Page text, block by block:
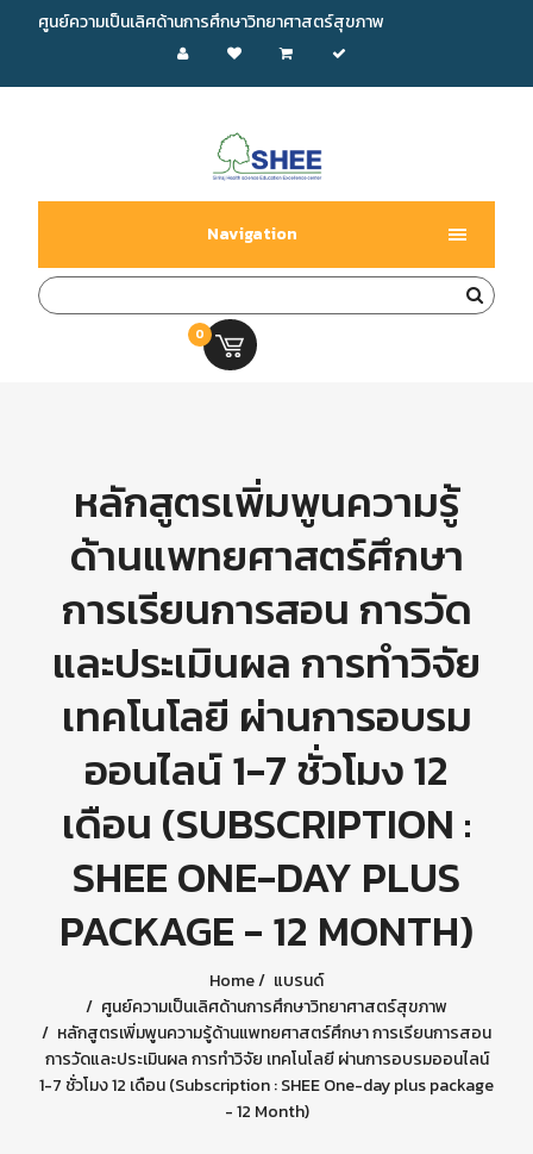
ศูนย์ความเป็นเลิศด้านการศึกษาวิทยาศาสตร์สุขภาพ
Navigation
0
หลักสูตรเพิ่มพูนความรู้
ด้านแพทยศาสตร์ศึกษา
การเรียนการสอน การวัด
และประเมินผล การทำวิจัย
เทคโนโลยี ผ่านการอบรม
ออนไลน์ 1-7 ชั่วโมง 12
เดือน (SUBSCRIPTION :
SHEE ONE-DAY PLUS
PACKAGE - 12 MONTH)
Home
แบรนด์
ศูนย์ความเป็นเลิศด้านการศึกษาวิทยาศาสตร์สุขภาพ
หลักสูตรเพิ่มพูนความรู้ด้านแพทยศาสตร์ศึกษา การเรียนการสอน
การวัดและประเมินผล การทำวิจัย เทคโนโลยี ผ่านการอบรมออนไลน์
1-7 ชั่วโมง 12 เดือน (Subscription : SHEE One-day plus package
- 12 Month)